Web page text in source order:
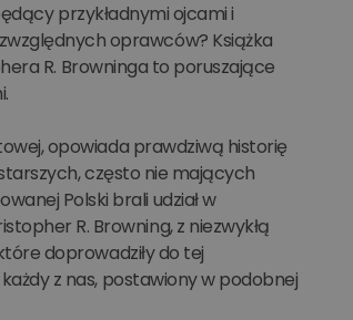
przykładnymi ojcami i
oprawców? Książka
R. Browninga to poruszające
opowiada prawdziwą historię
starszych, często nie mających
Polski brali udział w
R. Browning, z niezwykłą
doprowadziły do tej
z nas, postawiony w podobnej